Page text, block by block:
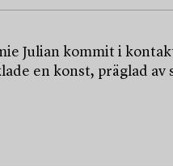
Julian kommit i
en konst, präglad